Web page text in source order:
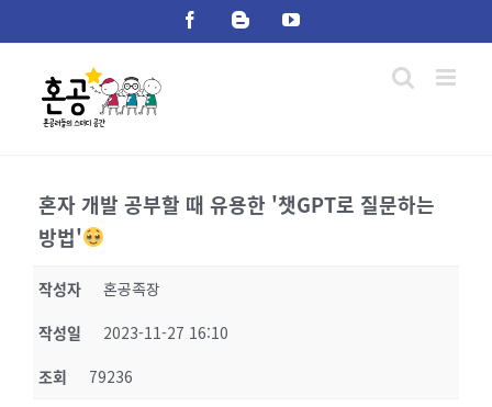
FacebookBloggerYouTube
혼자 개발 공부할 때 유용한 '챗GPT로 질문하는
방법'
작성자
혼공족장
작성일
2023-11-27 16:10
조회
79236